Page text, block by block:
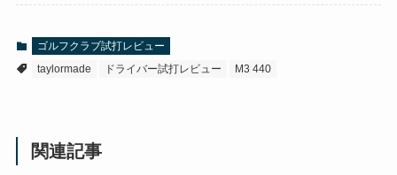
ゴルフクラブ試打レビュー
taylormade
ドライバー試打レビュー M3 440
関連記事